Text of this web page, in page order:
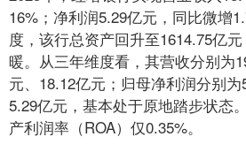
16%；净利润5.29亿元，同比微增
度，该行总资产回升至1614.75亿
暖。从三年维度看，其营收分别为
元、18.12亿元；归母净利润分别为
5.29亿元，基本处于原地踏步状态
产利润率（ROA）仅0.35%。